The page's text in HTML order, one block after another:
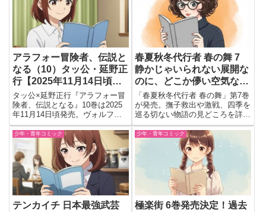
アラフォー冒険者、伝説と
なる（10）タッ公・延野正
行【2025年11月14日頃発
売】 かつての仲間と再会!?
激戦の果てに、おっさん冒
険者が再び伝説を刻む！
タッ公×延野正行『アラフォー冒
険者、伝説となる』10巻は2025
年11月14日頃発売。ヴォルフの
仲間再会と闇編クライマックス、
激戦の見どころを解説！
春夏秋冬代行者 春の舞 7
静かじゃいられない展開な
のに、どこか儚い空気なの
がずるい…
「春夏秋冬代行者 春の舞」第7巻
が発売。撫子救出や激戦、四季を
巡る切ない物語の見どころを詳し
く解説。
少年・青年コミック
テンカイチ 日本最強武芸
少年・青年コミック
極楽街 6巻発売決定！過去